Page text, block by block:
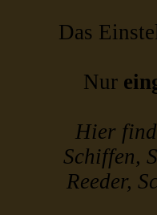
Das
Nur
Hier
Schiffen,
Reeder,